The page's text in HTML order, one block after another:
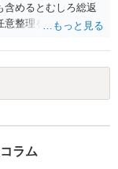
めるとむしろ総返
意整理をしてかえっ
「売ると高く売却さ
金がある保険」など
方が良いと思われ
ナラで最寄りの債務
ラム